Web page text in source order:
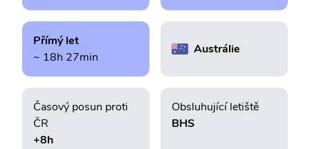
Přímý let
~ 18h 27min
Austrálie
Časový posun proti
ČR
+8h
Obsluhující letiště
BHS